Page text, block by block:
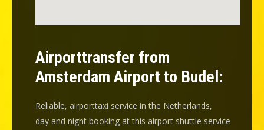
Airporttransfer from
Amsterdam Airport to Budel:
Reliable, airporttaxi service in the Netherlands,
day and night booking at this airport shuttle service